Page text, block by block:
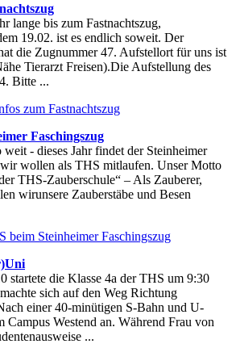
lange bis zum Fastnachtszug,
19.02. ist es endlich soweit. Der
die Zugnummer 47. Aufstellort für uns ist
Tierarzt Freisen).Die Aufstellung des
Bitte ...
zum Fastnachtszug
Faschingszug
- dieses Jahr findet der Steinheimer
wollen als THS mitlaufen. Unser Motto
THS-Zauberschule“ – Als Zauberer,
wirunsere Zauberstäbe und Besen
beim Steinheimer Faschingszug
startete die Klasse 4a der THS um 9:30
sich auf den Weg Richtung
einer 40-minütigen S-Bahn und U-
Campus Westend an. Während Frau von
...